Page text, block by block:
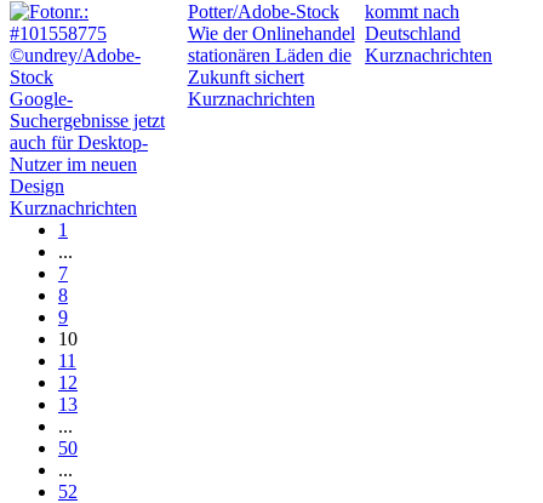
Google-
Suchergebnisse jetzt
auch für Desktop-
Nutzer im neuen
Design
Kurznachrichten
Wie der Onlinehandel
stationären Läden die
Zukunft sichert
Kurznachrichten
kommt nach
Deutschland
Kurznachrichten
1
...
7
8
9
10
11
12
13
...
50
...
52